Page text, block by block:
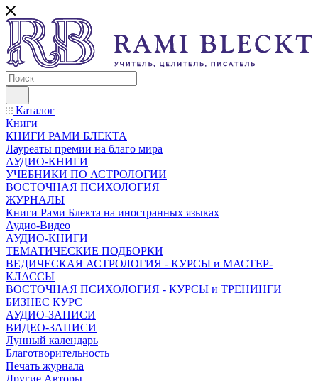
Каталог
Книги
КНИГИ РАМИ БЛЕКТА
Лауреаты премии на благо мира
АУДИО-КНИГИ
УЧЕБНИКИ ПО АСТРОЛОГИИ
ВОСТОЧНАЯ ПСИХОЛОГИЯ
ЖУРНАЛЫ
Книги Рами Блекта на иностранных языках
Аудио-Видео
АУДИО-КНИГИ
ТЕМАТИЧЕСКИЕ ПОДБОРКИ
ВЕДИЧЕСКАЯ АСТРОЛОГИЯ - КУРСЫ и МАСТЕР-
КЛАССЫ
ВОСТОЧНАЯ ПСИХОЛОГИЯ - КУРСЫ и ТРЕНИНГИ
БИЗНЕС КУРС
АУДИО-ЗАПИСИ
ВИДЕО-ЗАПИСИ
Лунный календарь
Благотворительность
Печать журнала
Другие Aвторы